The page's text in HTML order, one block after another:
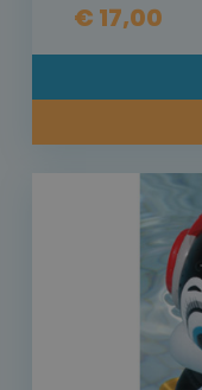
€ 17,00